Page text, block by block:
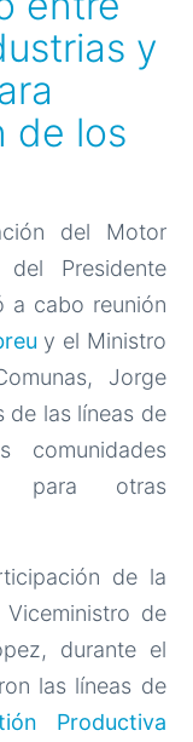
y
de los
del Motor
Presidente
a cabo reunión
y el Ministro
Jorge
de las líneas de
comunidades
para otras
de la
de
durante el
las líneas de
Productiva